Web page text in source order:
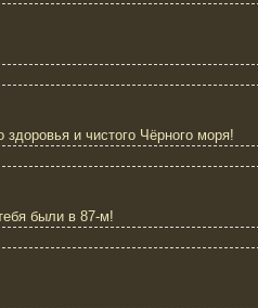
и чистого Чёрного моря!
были в 87-м!